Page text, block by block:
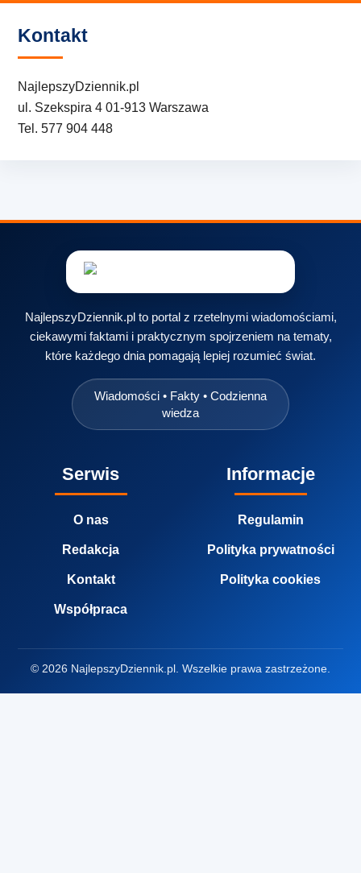
Kontakt
NajlepszyDziennik.pl
ul. Szekspira 4 01-913 Warszawa
Tel. 577 904 448
NajlepszyDziennik.pl to portal z rzetelnymi wiadomościami,
ciekawymi faktami i praktycznym spojrzeniem na tematy,
które każdego dnia pomagają lepiej rozumieć świat.
Wiadomości • Fakty • Codzienna
wiedza
Serwis
O nas
Redakcja
Kontakt
Współpraca
Informacje
Regulamin
Polityka prywatności
Polityka cookies
© 2026 NajlepszyDziennik.pl. Wszelkie prawa zastrzeżone.